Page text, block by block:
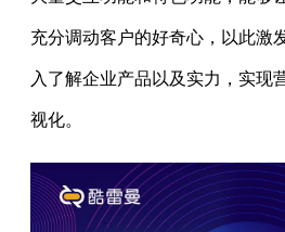
充分调动客户的好奇心，以此激
入了解企业产品以及实力，实现
视化。